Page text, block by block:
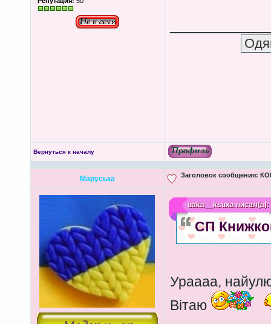
Вернуться к началу
Маруська Заголовок сообщения:
uaka__ksuxaписал(а):
СП
Ураааа,
Вітаю